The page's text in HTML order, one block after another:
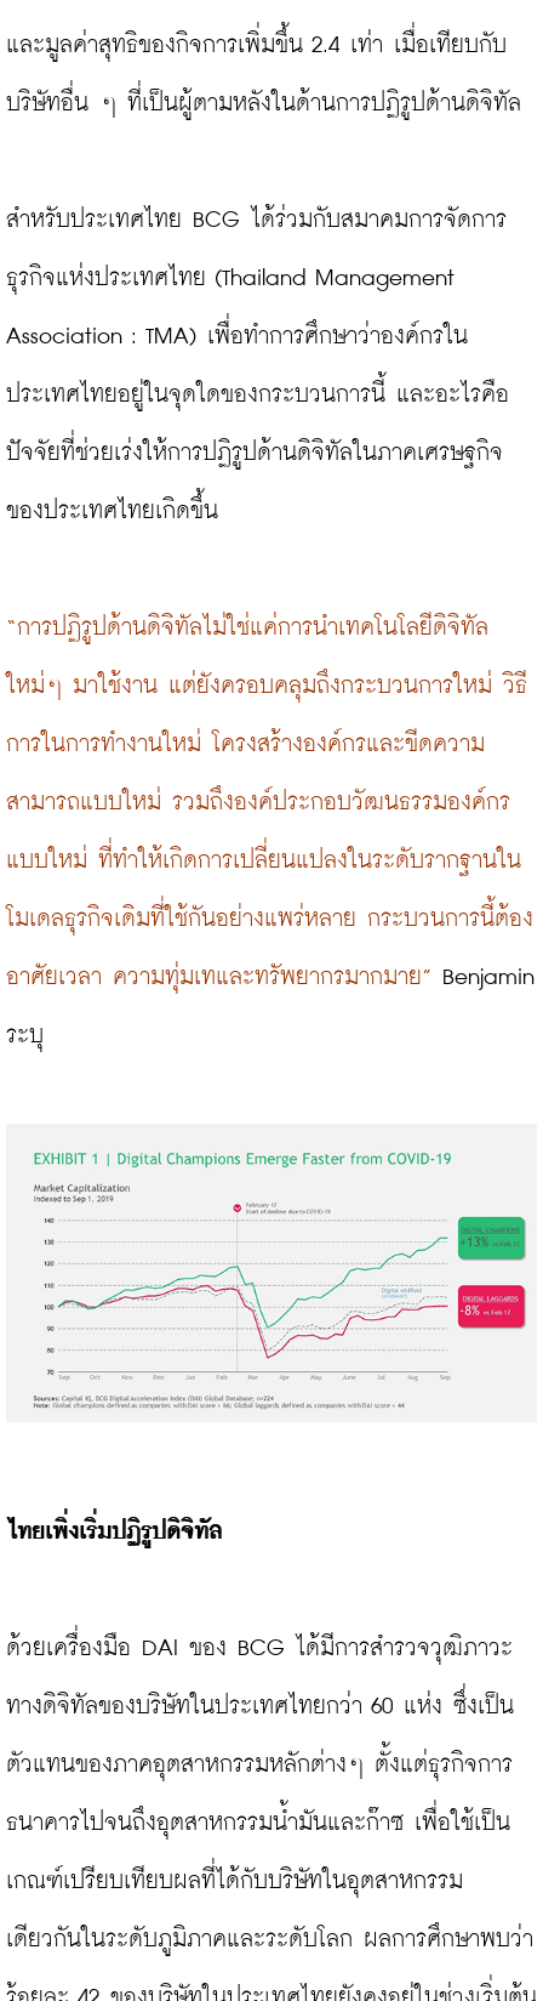
และมูลค่าสุทธิของกิจการเพิ่มขึ้น 2.4 เท่า เมื่อเทียบกับ
บริษัทอื่น ๆ ที่เป็นผู้ตามหลังในด้านการปฏิรูปด้านดิจิทัล
สำหรับประเทศไทย BCG ได้ร่วมกับสมาคมการจัดการ
ธุรกิจแห่งประเทศไทย (Thailand Management
Association : TMA) เพื่อทำการศึกษาว่าองค์กรใน
ประเทศไทยอยู่ในจุดใดของกระบวนการนี้ และอะไรคือ
ปัจจัยที่ช่วยเร่งให้การปฏิรูปด้านดิจิทัลในภาคเศรษฐกิจ
ของประเทศไทยเกิดขึ้น
“การปฏิรูปด้านดิจิทัลไม่ใช่แค่การนำเทคโนโลยีดิจิทัล
ใหม่ๆ มาใช้งาน แต่ยังครอบคลุมถึงกระบวนการใหม่ วิธี
การในการทำงานใหม่ โครงสร้างองค์กรและขีดความ
สามารถแบบใหม่ รวมถึงองค์ประกอบวัฒนธรรมองค์กร
แบบใหม่ ที่ทำให้เกิดการเปลี่ยนแปลงในระดับรากฐานใน
โมเดลธุรกิจเดิมที่ใช้กันอย่างแพร่หลาย กระบวนการนี้ต้อง
อาศัยเวลา ความทุ่มเทและทรัพยากรมากมาย” Benjamin
ระบุ
ไทยเพิ่งเริ่มปฏิรูปดิจิทัล
ด้วยเครื่องมือ DAI ของ BCG ได้มีการสำรวจวุฒิภาวะ
ทางดิจิทัลของบริษัทในประเทศไทยกว่า 60 แห่ง ซึ่งเป็น
ตัวแทนของภาคอุตสาหกรรมหลักต่างๆ ตั้งแต่ธุรกิจการ
ธนาคารไปจนถึงอุตสาหกรรมน้ำมันและก๊าซ เพื่อใช้เป็น
เกณฑ์เปรียบเทียบผลที่ได้กับบริษัทในอุตสาหกรรม
เดียวกันในระดับภูมิภาคและระดับโลก ผลการศึกษาพบว่า